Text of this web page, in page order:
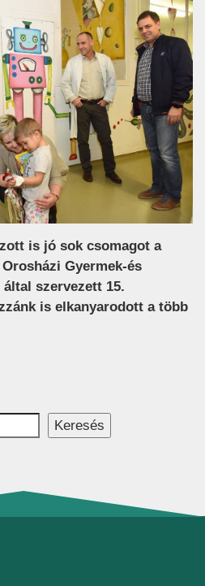
is jó sok csomagot a
Gyermek-és
szervezett 15.
is elkanyarodott a több
Keresés